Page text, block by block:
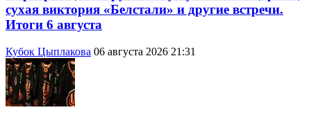
сухая виктория «Белстали» и другие встречи.
Итоги 6 августа
Кубок Цыплакова 06 августа 2026 21:31